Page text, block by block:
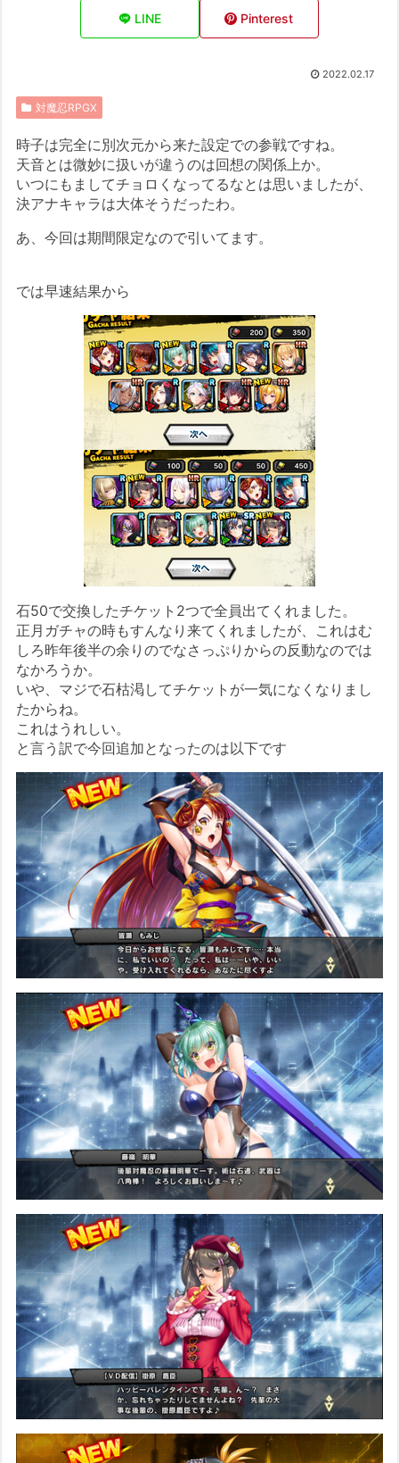
LINE Pinterest
2022.02.17
対魔忍RPGX
時子は完全に別次元から来た設定での参戦ですね。
天音とは微妙に扱いが違うのは回想の関係上か。
いつにもましてチョロくなってるなとは思いましたが、
決アナキャラは大体そうだったわ。
あ、今回は期間限定なので引いてます。
では早速結果から
石50で交換したチケット2つで全員出てくれました。
正月ガチャの時もすんなり来てくれましたが、これはむ
しろ昨年後半の余りのでなさっぷりからの反動なのでは
なかろうか。
いや、マジで石枯渇してチケットが一気になくなりまし
たからね。
これはうれしい。
と言う訳で今回追加となったのは以下です